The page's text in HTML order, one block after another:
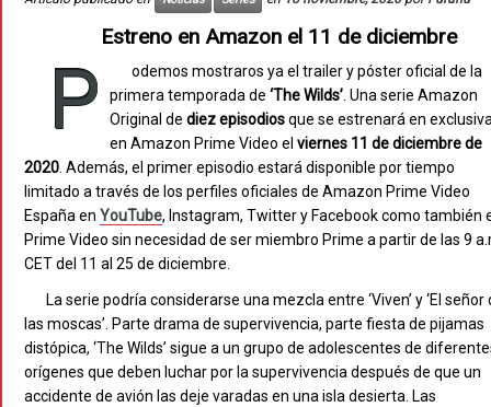
Estreno en Amazon el 11 de diciembre
P
odemos mostraros ya el trailer y póster oficial de la
primera temporada de ‘The Wilds’. Una serie Amazon
Original de diez episodiosque se estrenará en
en Amazon Prime Video el viernes 11 de diciembre de
2020. Además, el primer episodio estará disponible por tiempo
limitado a través de los perfiles oficiales de Amazon Prime Video
España en YouTube, Instagram, Twitter y Facebook como también
Prime Video sin necesidad de ser miembro Prime a partir de las 9
CET del 11 al 25 de diciembre.
La serie podría considerarse una mezcla entre ‘Viven’ y ‘El señor
las moscas’. Parte drama de supervivencia, parte fiesta de pijamas
distópica, ‘The Wilds’ sigue a un grupo de adolescentes de
orígenes que deben luchar por la supervivencia después de que un
accidente de avión las deje varadas en una isla desierta. Las